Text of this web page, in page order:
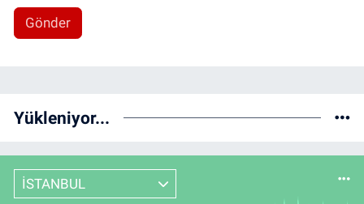
Gönder
Yükleniyor...
İSTANBUL